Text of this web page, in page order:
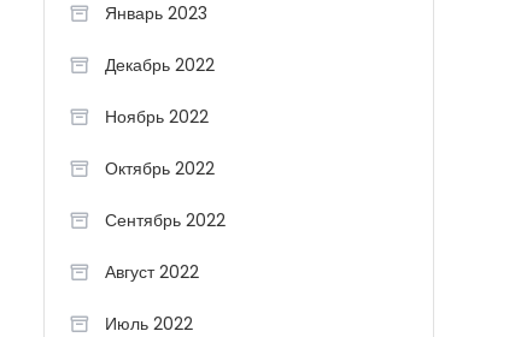
Январь 2023
Декабрь 2022
Ноябрь 2022
Октябрь 2022
Сентябрь 2022
Август 2022
Июль 2022